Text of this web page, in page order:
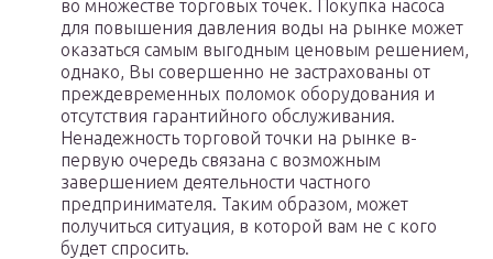
во множестве торговых точек. Покупка насоса
для повышения давления воды на рынке может
оказаться самым выгодным ценовым решением,
однако, Вы совершенно не застрахованы от
преждевременных поломок оборудования и
отсутствия гарантийного обслуживания.
Ненадежность торговой точки на рынке в-
первую очередь связана с возможным
завершением деятельности частного
предпринимателя. Таким образом, может
получиться ситуация, в которой вам не с кого
будет спросить.